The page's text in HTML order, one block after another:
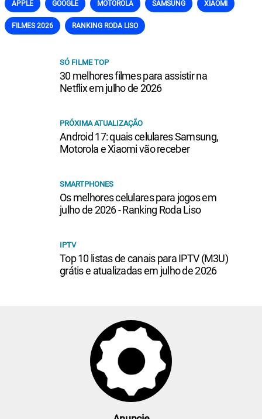
APPLE GOOGLE MOTOROLA SAMSUNG XIAOMI
FILMES 2026 RANKING RODA LISO
SÓ FILME TOP
30 melhores filmes para assistir na
Netflix em julho de 2026
PRÓXIMA ATUALIZAÇÃO
Android 17: quais celulares Samsung,
Motorola e Xiaomi vão receber
SMARTPHONES
Os melhores celulares para jogos em
julho de 2026 - Ranking Roda Liso
IPTV
Top 10 listas de canais para IPTV (M3U)
grátis e atualizadas em julho de 2026